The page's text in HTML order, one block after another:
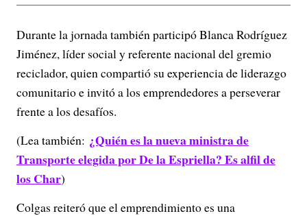
Durante la jornada también participó Blanca Rodríguez
Jiménez, líder social y referente nacional del gremio
reciclador, quien compartió su experiencia de liderazgo
comunitario e invitó a los emprendedores a perseverar
frente a los desafíos.
(Lea también: ¿Quién es la nueva ministra de
Transporte elegida por De la Espriella? Es alfil de
los Char)
Colgas reiteró que el emprendimiento es una